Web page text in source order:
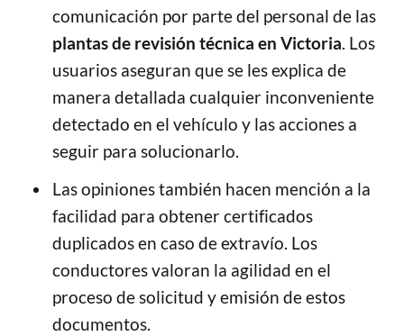
comunicación por parte del personal de las
plantas de revisión técnica en Victoria. Los
usuarios aseguran que se les explica de
manera detallada cualquier inconveniente
detectado en el vehículo y las acciones a
seguir para solucionarlo.
Las opiniones también hacen mención a la
facilidad para obtener certificados
duplicados en caso de extravío. Los
conductores valoran la agilidad en el
proceso de solicitud y emisión de estos
documentos.